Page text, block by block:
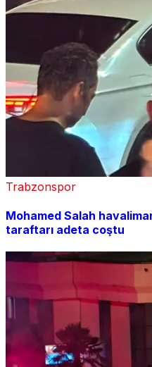
Trabzonspor
Mohamed Salah
taraftarı adeta coştu